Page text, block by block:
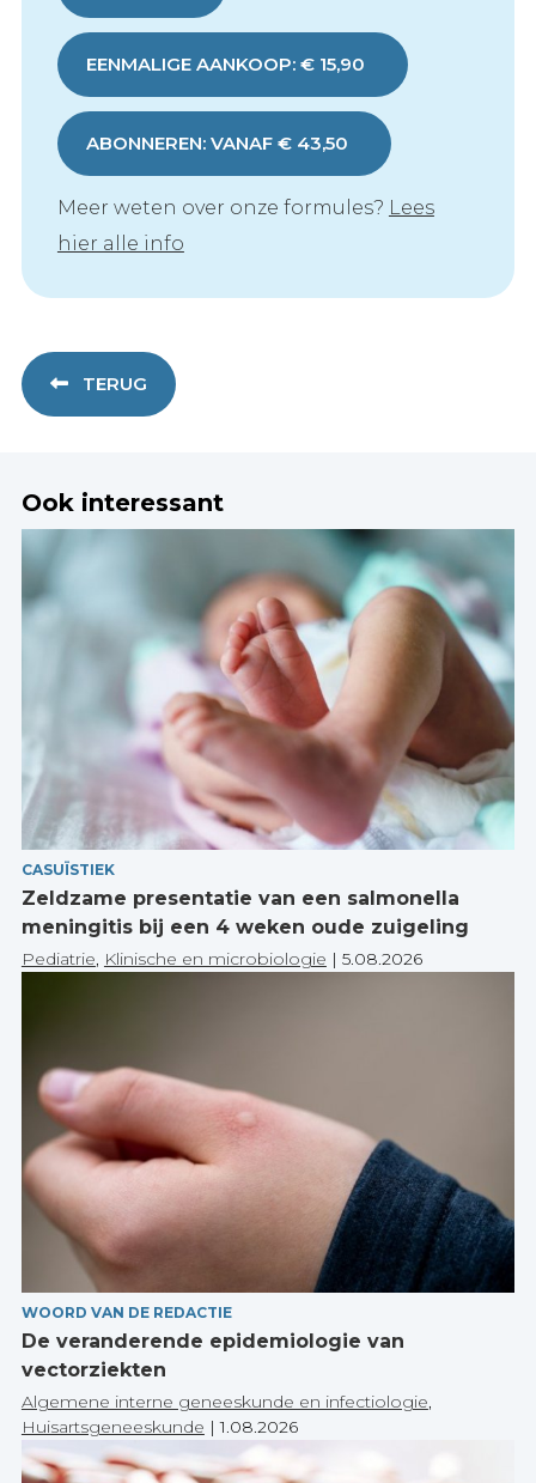
EENMALIGE AANKOOP: € 15,90
ABONNEREN: VANAF € 43,50
Meer weten over onze formules? Lees
hier alle info
TERUG
Ook interessant
CASUÏSTIEK
Zeldzame presentatie van een salmonella
meningitis bij een 4 weken oude zuigeling
Pediatrie, Klinische en microbiologie | 5.08.2026
WOORD VAN DE REDACTIE
De veranderende epidemiologie van
vectorziekten
Algemene interne geneeskunde en infectiologie,
Huisartsgeneeskunde |1.08.2026